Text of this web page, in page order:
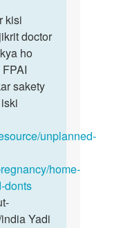
kisi
doctor
ho
sakety
unplanned-
home-
donts
Yadi